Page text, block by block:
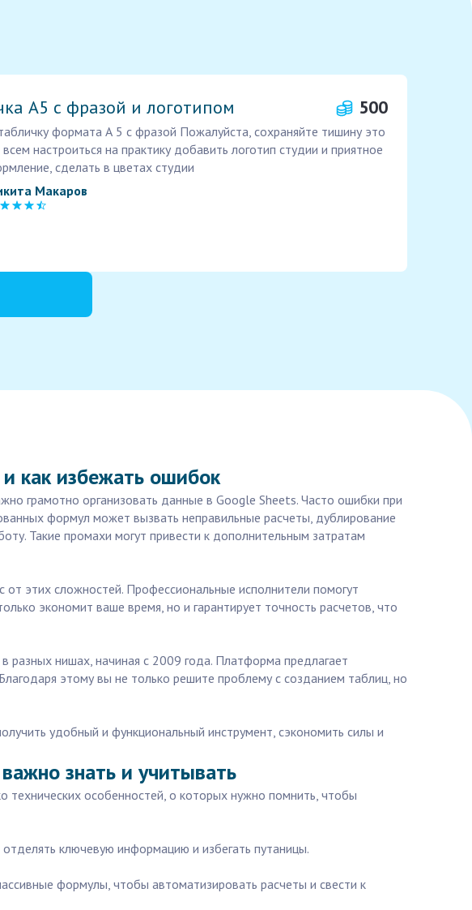
А5 с фразой и логотипом 500
формата А 5 с фразой Пожалуйста, сохраняйте тишину это
настроиться на практику добавить логотип студии и приятное
сделать в цветах студии
Макаров
как избежать ошибок
грамотно организовать данные в Google Sheets. Часто ошибки при
формул может вызвать неправильные расчеты, дублирование
Такие промахи могут привести к дополнительным затратам
этих сложностей. Профессиональные исполнители помогут
экономит ваше время, но и гарантирует точность расчетов, что
нишах, начиная с 2009 года. Платформа предлагает
этому вы не только решите проблему с созданием таблиц, но
удобный и функциональный инструмент, сэкономить силы и
знать и учитывать
технических особенностей, о которых нужно помнить, чтобы
ключевую информацию и избегать путаницы.
формулы, чтобы автоматизировать расчеты и свести к